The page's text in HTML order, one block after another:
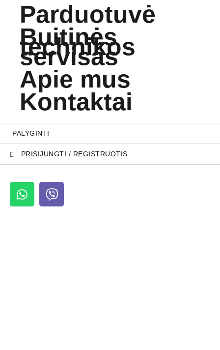
Parduotuvė
Buitinės
technikos
servisas
Apie mus
Kontaktai
PALYGINTI
PRISIJUNGTI / REGISTRUOTIS